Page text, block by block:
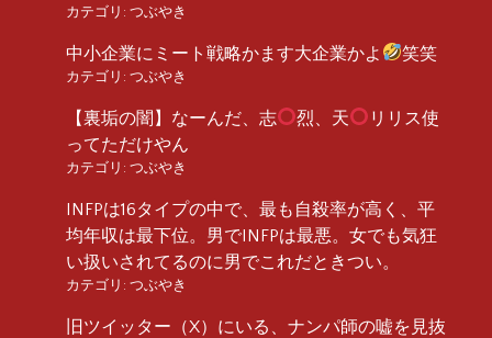
カテゴリ: つぶやき
中小企業にミート戦略かます大企業かよ 笑笑
カテゴリ: つぶやき
【裏垢の闇】なーんだ、志 烈、天
リリス使
ってただけやん
カテゴリ: つぶやき
INFPは16タイプの中で、最も自殺率が高く、平
均年収は最下位。男でINFPは最悪。女でも気狂
い扱いされてるのに男でこれだときつい。
カテゴリ: つぶやき
旧ツイッター（X）にいる、ナンパ師の嘘を見抜